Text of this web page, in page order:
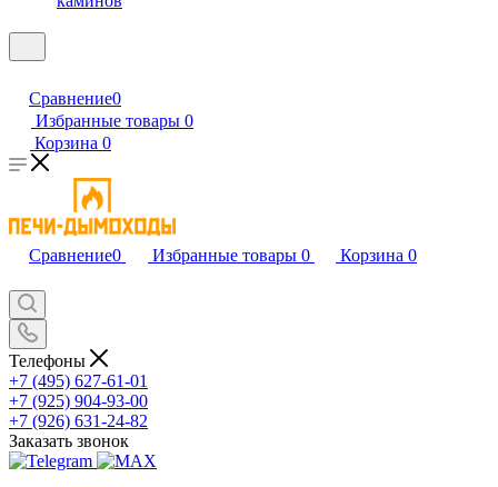
Сравнение0
Избранные товары 0
Корзина 0
Сравнение0 Избранные товары 0 Корзина 0
Телефоны
+7 (495) 627-61-01
+7 (925) 904-93-00
+7 (926) 631-24-82
Заказать звонок